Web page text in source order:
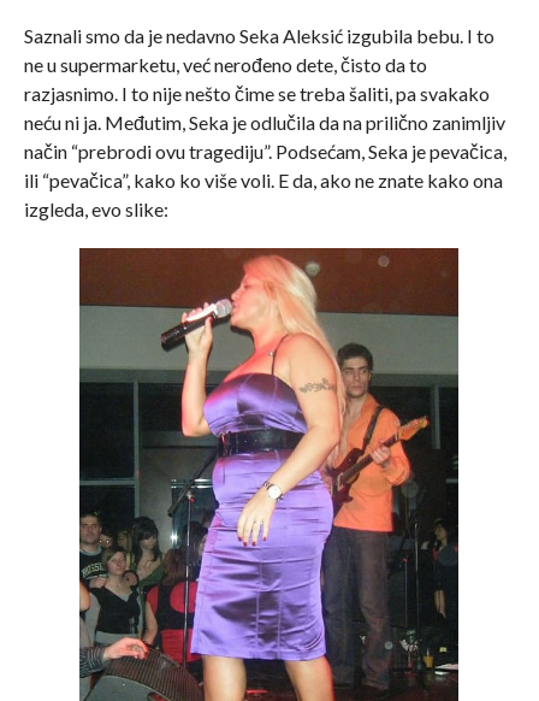
Saznali smo da je nedavno Seka Aleksić izgubila bebu. I to
ne u supermarketu, već nerođeno dete, čisto da to
razjasnimo. I to nije nešto čime se treba šaliti, pa svakako
neću ni ja. Međutim, Seka je odlučila da na prilično zanimljiv
način “prebrodi ovu tragediju”. Podsećam, Seka je pevačica,
ili “pevačica”, kako ko više voli. E da, ako ne znate kako ona
izgleda, evo slike: